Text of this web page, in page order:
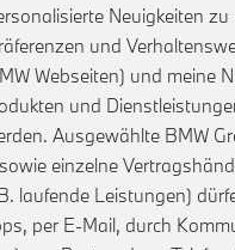
Neuigkeiten zu
und
Webseiten) und meine
und
Ausgewählte BMW
einzelne
laufende Leistungen)
per E-Mail, durch